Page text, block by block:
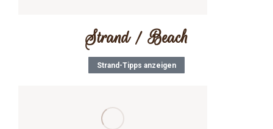
Strand / Beach
Strand-Tipps anzeigen